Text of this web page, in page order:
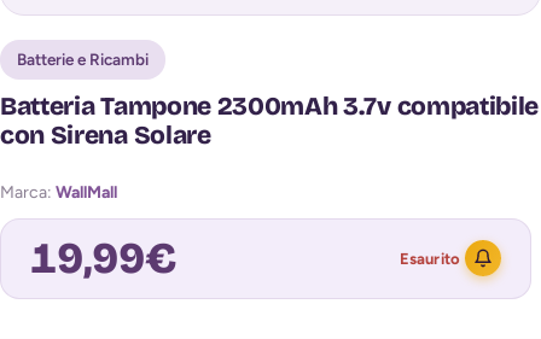
Batterie e Ricambi
Batteria Tampone 2300mAh 3.7v compatibile
con Sirena Solare
Marca: WallMall
19,99€ Esaurito